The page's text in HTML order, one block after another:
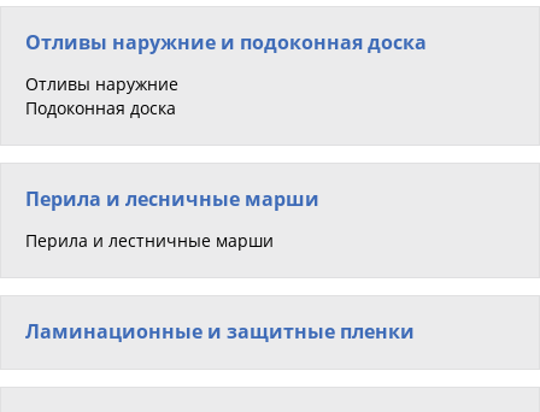
Отливы наружние и подоконная доска
Отливы наружние
Подоконная доска
Перила и лесничные марши
Перила и лестничные марши
Ламинационные и защитные пленки